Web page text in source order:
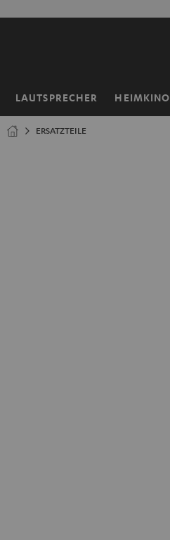
LAUTSPRECHER HEIMKINO
Startseite
ERSATZTEILE